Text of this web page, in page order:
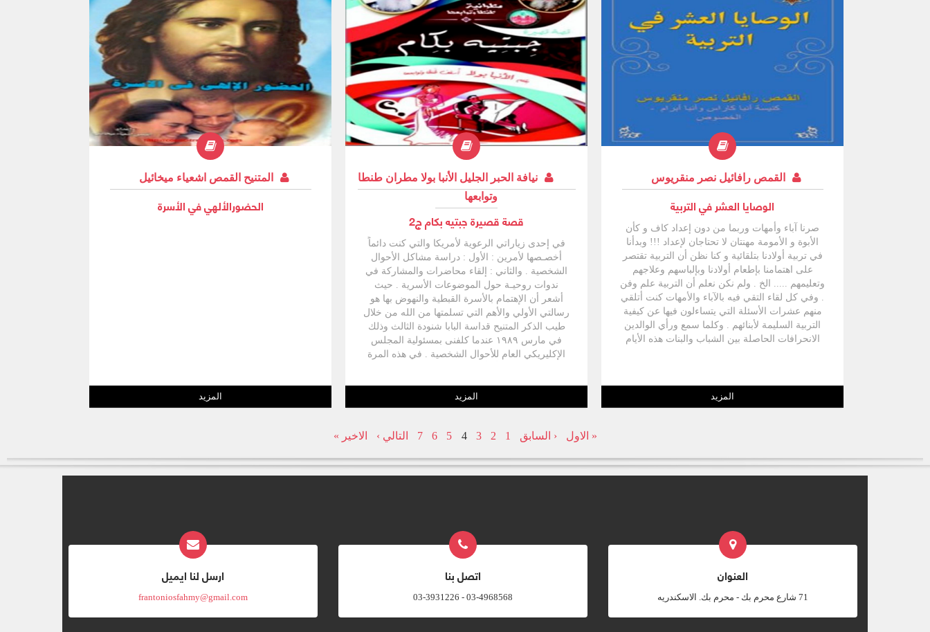
أعتاب انتخابات برلمانية ورئاسية قبل انتهاء هذه
السنة ، وهذا ما دعاني للكتابة ثانية عن الديمقراطية
ولكنني في هذا الكتيب سأستند علي ما
القمص رافائيل نصر منقريوس
الوصايا العشر في التربية
صرنا آباء وأمهات وربما من دون إعداد كاف و كأن
الأبوة و الأمومة مهنتان لا تحتاجان لإعداد !!! وبدأنا
في تربية أولادنا بتلقائية و كنا نظن أن التربية تقتصر
على اهتمامنا بإطعام أولادنا وبإلباسهم وعلاجهم
وتعليمهم ..... الخ . ولم نكن نعلم أن التربية علم وفن
. وفي كل لقاء التقي فيه بالآباء والأمهات كنت أتلقي
منهم عشرات الأسئلة التي يتساءلون فيها عن كيفية
التربية السليمة لأبنائهم . وكلما سمع ورأي الوالدين
الانحرافات الحاصلة بين الشباب والبنات هذه الأيام
شأنها أن توفر لأولادكم التربية السليمة والصحيحة .
ولكن بداية دعونا نسأل :
المزيد
نيافة الحبر الجليل الأنبا بولا مطران طنطا
وتوابعها
قصة قصيرة جبتيه بكام ج2
في إحدى زياراتي الرعوية لأمريكا والتي كنت دائماً
أخصـصها لأمرين : الأول : دراسة مشاكل الأحوال
الشخصية . والثاني : إلقاء محاضرات والمشاركة في
ندوات روحيـة حول الموضوعات الأسرية . حيث
أشعر أن الإهتمام بالأسرة القبطية والنهوض بها هو
رسالتي الأولي والأهم التي تسلمتها من الله من خلال
طيب الذكر المتنيح قداسة البابا شنودة الثالث وذلك
في مارس ۱۹۸۹ عندما كلفنی بمسئولية المجلس
الإكليريكي العام للأحوال الشخصية . في هذه المرة
أنهـا مقـبلة على قرار صعب جداً عليها حيث أنها كانت
ترفض مجرد التفكير فيه على مدى سنوات كثيرة ،
المزيد
المتنيح القمص اشعياء ميخائيل
الحضورالألهي في الأسرة
المزيد
« الاول ‹ السابق 1
2
3
4
5
6
7 التالي › الاخير »
العنوان
‎71 شارع محرم بك - محرم بك. الاسكندريه
اتصل بنا
03-4968568 - 03-3931226
ارسل لنا ايميل
frantoniosfahmy@gmail.com